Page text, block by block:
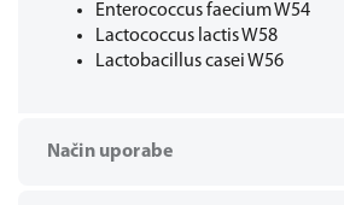
Enterococcus faecium W54
Lactococcus lactis W58
Lactobacillus casei W56
Način uporabe